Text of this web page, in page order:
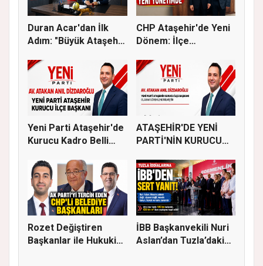
Duran Acar'dan İlk
Adım: "Büyük Ataşehir
CHP Ataşehir'de Yeni
Dönem: İlçe
Yeni Parti Ataşehir'de
Kurucu Kadro Belli
ATAŞEHİR'DE YENİ
PARTİ'NİN KURUCU
Rozet Değiştiren
Başkanlar ile Hukuki
İBB Başkanvekili Nuri
Aslan’dan Tuzla’daki